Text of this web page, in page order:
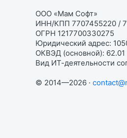
ООО «Мам Софт»
ИНН/КПП 7707455220 /
ОГРН 1217700330275
Юридический адрес:
ОКВЭД (основной): 62.01
Вид ИТ-деятельности
© 2014—2026 ·